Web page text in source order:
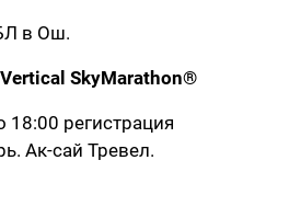
в Ош.
SkyMarathon®
18:00 регистрация
Ак-сай Тревел.